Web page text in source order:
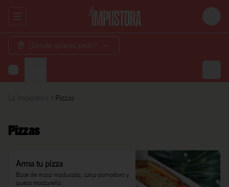
Abrir menu de navegación Login
¿Dónde quieres pedir?
La Impostora Pizzas
Pizzas
Arma tu pizza
Base de masa madurada, salsa pomodoro y
queso mozzarella.